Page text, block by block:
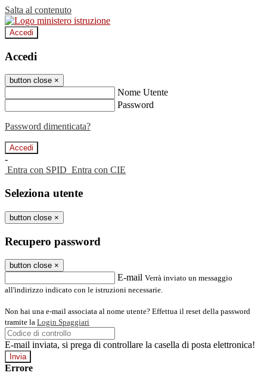
Salta al contenuto
Accedi
Accedi
button close ×
Nome Utente
Password
Password dimenticata?
-
Entra con SPID Entra con CIE
Seleziona utente
button close ×
Recupero password
button close ×
E-mail Verrà inviato un messaggio
all'indirizzo indicato con le istruzioni necessarie.
Non hai una e-mail associata al nome utente? Effettua il reset della password
tramite la Login Spaggiari
E-mail inviata, si prega di controllare la casella di posta elettronica!
Errore